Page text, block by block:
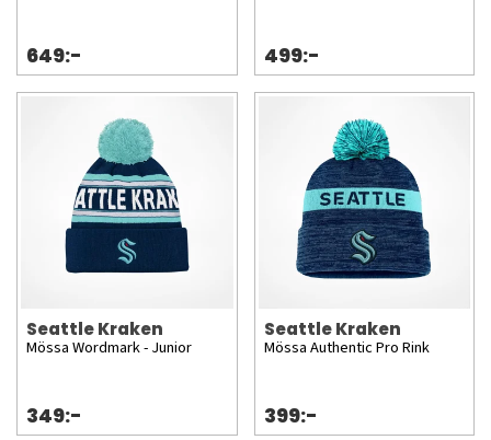
649:- 499:-
Seattle Kraken
Mössa Wordmark - Junior
349:-
Seattle Kraken
Mössa Authentic Pro Rink
399:-